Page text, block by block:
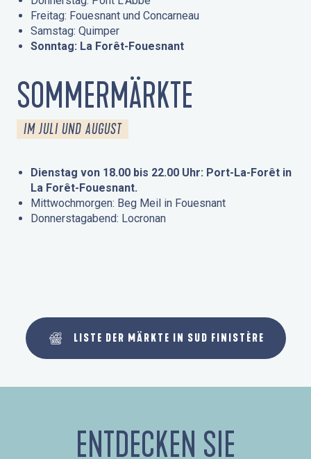
Freitag: Fouesnant und Concarneau
Samstag: Quimper
Sonntag: La Forêt-Fouesnant
SOMMERMÄRKTE
IM JULI UND AUGUST
Dienstag von 18.00 bis 22.00 Uhr: Port-La-Forêt in
La Forêt-Fouesnant.
Mittwochmorgen: Beg Meil in Fouesnant
Donnerstagabend: Locronan
LISTE DER MÄRKTE IN SUD FINISTÈRE
ENTDECKEN SIE